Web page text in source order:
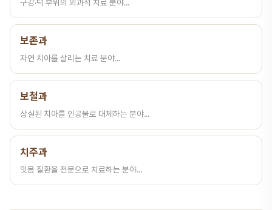
구강·턱 부위의 외과적 치료 분야...
보존과
자연 치아를 살리는 치료 분야...
보철과
상실된 치아를 인공물로 대체하는 분야...
치주과
잇몸 질환을 전문으로 치료하는 분야...